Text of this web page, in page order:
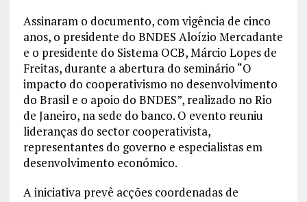
Assinaram o documento, com vigência de cinco
anos, o presidente do BNDES Aloízio Mercadante
e o presidente do Sistema OCB, Márcio Lopes de
Freitas, durante a abertura do seminário “O
impacto do cooperativismo no desenvolvimento
do Brasil e o apoio do BNDES”, realizado no Rio
de Janeiro, na sede do banco. O evento reuniu
lideranças do sector cooperativista,
representantes do governo e especialistas em
desenvolvimento económico.
A iniciativa prevê acções coordenadas de